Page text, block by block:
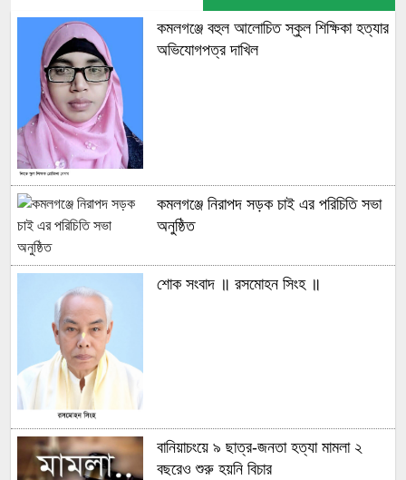
কমলগঞ্জে বহুল আলোচিত স্কুল শিক্ষিকা হত্যার
অভিযোগপত্র দাখিল
কমলগঞ্জে নিরাপদ সড়ক চাই এর পরিচিতি সভা
অনুষ্ঠিত
শোক সংবাদ ॥ রসমোহন সিংহ ॥
বানিয়াচংয়ে ৯ ছাত্র-জনতা হত্যা মামলা ২
বছরেও শুরু হয়নি বিচার